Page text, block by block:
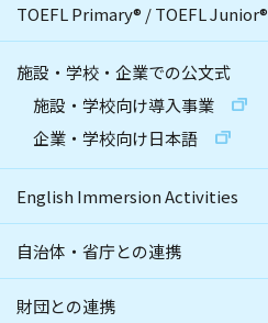
TOEFL Primary® /TOEFL Junior®
施設・学校・企業での公文式
施設・学校向け導入事業
企業・学校向け日本語
English Immersion Activities
自治体・省庁との連携
財団との連携